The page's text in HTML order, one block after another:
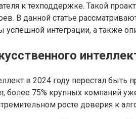
к техподдержке. Такой
В данной статье
интеграции, а также
в 2024 году перестал
более 75% крупных компаний
росте доверия к